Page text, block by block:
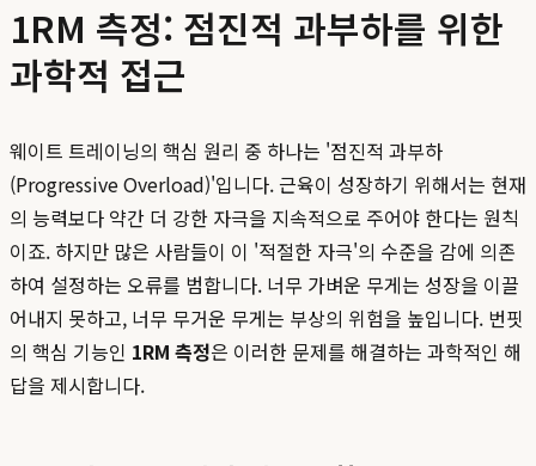
1RM 측정: 점진적 과부하를 위한
과학적 접근
웨이트 트레이닝의 핵심 원리 중 하나는 '점진적 과부하
(Progressive Overload)'입니다. 근육이 성장하기 위해서는 현재
의 능력보다 약간 더 강한 자극을 지속적으로 주어야 한다는 원칙
이죠. 하지만 많은 사람들이 이 '적절한 자극'의 수준을 감에 의존
하여 설정하는 오류를 범합니다. 너무 가벼운 무게는 성장을 이끌
어내지 못하고, 너무 무거운 무게는 부상의 위험을 높입니다. 번핏
의 핵심 기능인 1RM 측정은 이러한 문제를 해결하는 과학적인 해
답을 제시합니다.